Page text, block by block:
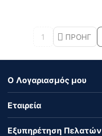
1 ΠΡΟΗΓ
Ο Λογαριασμός μου
Εταιρεία
Εξυπηρέτηση Πελατών